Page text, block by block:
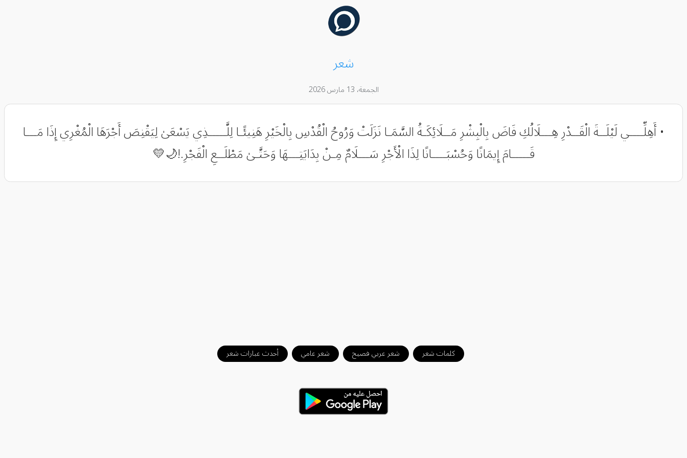
شعر
الجمعة، 13 مارس 2026
• أَهِلِّــــي لَيْلَــةَ الْقَــدْرِ هِـــلَالُكِ فَاضَ بِالْبِشْرِ مَــلَائِكَـةُ السَّمَـا نَزَلَتْ وَرُوحُ الْقُدْسِ بِالْخَيْرِ هَنِيئًـا لِلَّـــــذِي يَسْعَىٰ لِيَقْنِصَ أَجْرَهَا الْمُغْرِي إِذَا مَـــا
قَـــــامَ إِيمَانًا وَحُسْبَــــانًا لِذَا الْأَجْرِ سَـــلَامٌ مِـنْ بِدَايَتِـــهَا وَحَتَّـىٰ مَطْلَــعِ الْفَجْرِ.!🌙💛
كلمات شعر شعر عربي فصيح شعر عامي أحدث عبارات شعر